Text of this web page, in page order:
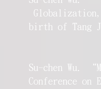
birth of Tang
Su-chen Wu.
Conference